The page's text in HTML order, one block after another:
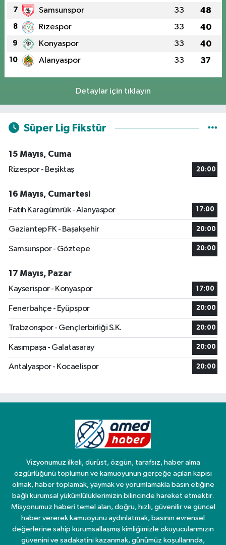
7 Samsunspor 33 48
8 Rizespor 33 40
9 Konyaspor 33 40
10 Alanyaspor 33 37
Detaylar için tıklayın
Süper Lig Fikstür
15 Mayıs, Cuma
Rizespor - Beşiktaş
20:00
16 Mayıs, Cumartesi
Fatih Karagümrük - Alanyaspor
17:00
Gaziantep FK - Başakşehir 20:00
Samsunspor - Göztepe 20:00
17 Mayıs, Pazar
Kayserispor - Konyaspor
17:00
Fenerbahçe - Eyüpspor 20:00
Trabzonspor - Gençlerbirliği S.K. 20:00
Kasımpaşa - Galatasaray 20:00
Antalyaspor - Kocaelispor 20:00
Vizyonumuz ilkeli, dürüst, özgün, tarafsız, haber alma
özgürlüğünü toplumun ve kamuoyunun gerçeğe açılan kapısı
olmak, haber toplamak, yaymak ve yorumlamakla basın etiğine
bağlı kurumsal yükümlülüklerimizin bilincinde hareket etmektir.
Misyonumuz haberi temel alan, doğru, hızlı, güvenilir ve güncel
haber vererek kamuoyunu aydınlatmak, basının evrensel
değerlerine sahip kurumsallaşmış kimliğimizle okuyucularımızın
güvenini ve sadakatini kazanmak, günümüz koşullarında,